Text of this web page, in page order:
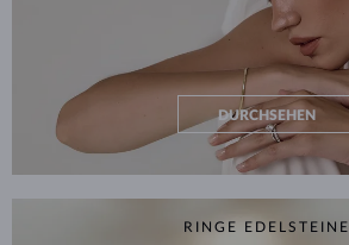
DURCHSEHEN
RINGE EDELSTEINE